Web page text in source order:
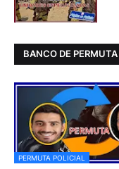
BANCO DE PERMUTA
PERMUTA POLICIAL